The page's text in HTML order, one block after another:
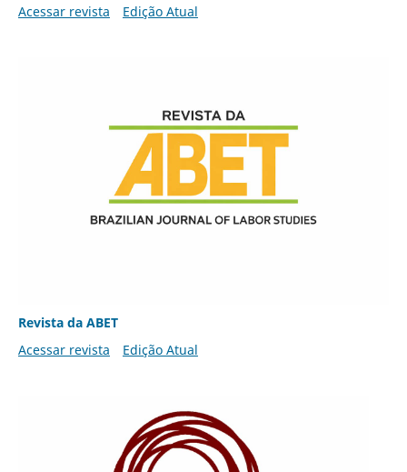
Acessar revista Edição Atual
Revista da ABET
Acessar revista
Edição Atual